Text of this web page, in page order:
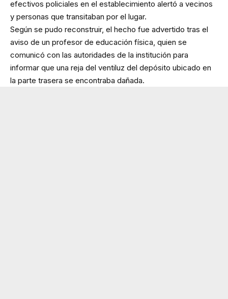
efectivos policiales en el establecimiento alertó a vecinos
y personas que transitaban por el lugar.
Según se pudo reconstruir, el hecho fue advertido tras el
aviso de un profesor de educación física, quien se
comunicó con las autoridades de la institución para
informar que una reja del ventiluz del depósito ubicado en
la parte trasera se encontraba dañada.